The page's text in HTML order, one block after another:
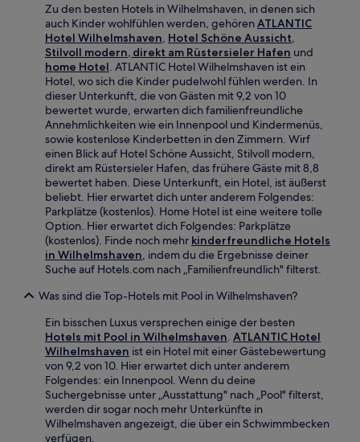
Zu den besten Hotels in Wilhelmshaven, in denen sich
auch Kinder wohlfühlen werden, gehörenATLANTIC
Hotel Wilhelmshaven, Hotel Schöne Aussicht,
Stilvoll modern, direkt am Rüstersieler Hafen und
home Hotel. ATLANTIC Hotel Wilhelmshaven ist ein
Hotel, wo sich die Kinder pudelwohl fühlen werden. In
dieser Unterkunft, die von Gästen mit 9,2 von 10
bewertet wurde, erwarten dich familienfreundliche
Annehmlichkeiten wie ein Innenpool und Kindermenüs,
sowie kostenlose Kinderbetten in den Zimmern. Wirf
einen Blick auf Hotel Schöne Aussicht, Stilvoll modern,
direkt am Rüstersieler Hafen, das frühere Gäste mit 8,8
bewertet haben. Diese Unterkunft, ein Hotel, ist äußerst
beliebt. Hier erwartet dich unter anderem Folgendes:
Parkplätze (kostenlos). Home Hotel ist eine weitere tolle
Option. Hier erwartet dich Folgendes: Parkplätze
(kostenlos). Finde noch mehr kinderfreundliche Hotels
in Wilhelmshaven, indem du die Ergebnisse deiner
Suche auf Hotels.com nach „Familienfreundlich" filterst.
Was sind die Top-Hotels mit Pool in Wilhelmshaven?
Ein bisschen Luxus versprechen einige der besten
Hotels mit Pool in Wilhelmshaven. ATLANTIC Hotel
Wilhelmshaven ist ein Hotel mit einer Gästebewertung
von 9,2 von 10. Hier erwartet dich unter anderem
Folgendes: ein Innenpool. Wenn du deine
Suchergebnisse unter „Ausstattung" nach „Pool" filterst,
werden dir sogar noch mehr Unterkünfte in
Wilhelmshaven angezeigt, die über ein Schwimmbecken
verfügen.